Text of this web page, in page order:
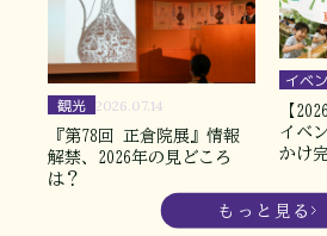
観光 2026.07.14
『第78回 正倉院展』情報
解禁、2026年の見どころ
は？
イベ
【
イベ
かけ
もっと見る